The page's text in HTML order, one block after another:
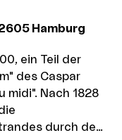
Hamburg
ein Teil der
des Caspar
midi". Nach 1828
durch den